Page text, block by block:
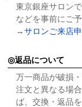
東京銀座サロン
などを事前にご予
→サロンご来店
返品について
万一商品が破損
注文と異なる場
ば、交換・返品